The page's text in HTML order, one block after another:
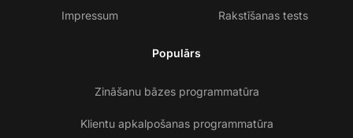
Impressum Rakstīšanas tests
Populārs
Zināšanu bāzes programmatūra
Klientu apkalpošanas programmatūra